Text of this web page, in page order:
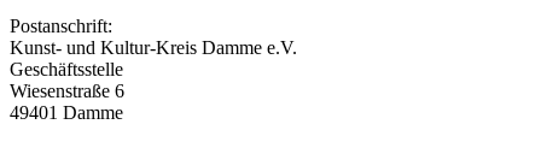
Postanschrift:
Kunst- und Kultur-Kreis Damme e.V.
Geschäftsstelle
Wiesenstraße 6
49401 Damme